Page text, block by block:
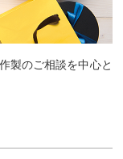
製のご相談を中心と